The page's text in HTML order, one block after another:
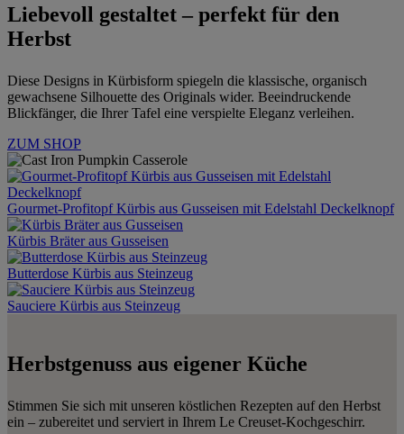
Liebevoll gestaltet – perfekt für den
Herbst
Diese Designs in Kürbisform spiegeln die klassische, organisch
gewachsene Silhouette des Originals wider. Beeindruckende
Blickfänger, die Ihrer Tafel eine verspielte Eleganz verleihen.
ZUM SHOP
Gourmet-Profitopf Kürbis aus Gusseisen mit Edelstahl Deckelknopf
Kürbis Bräter aus Gusseisen
Butterdose Kürbis aus Steinzeug
Sauciere Kürbis aus Steinzeug
Herbstgenuss aus eigener Küche
Stimmen Sie sich mit unseren köstlichen Rezepten auf den Herbst
ein – zubereitet und serviert in Ihrem Le Creuset-Kochgeschirr.